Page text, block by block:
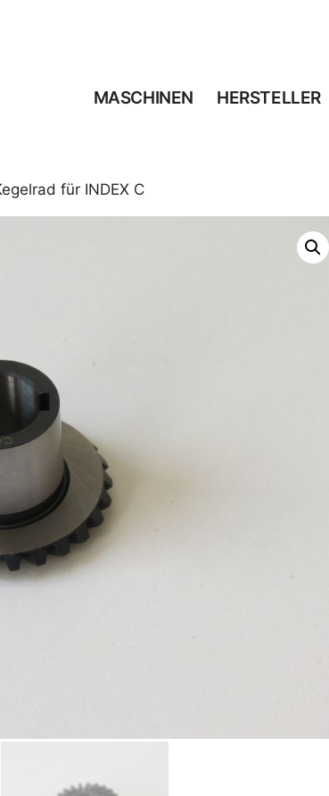
MASCHINEN HERSTELLER
für INDEX C